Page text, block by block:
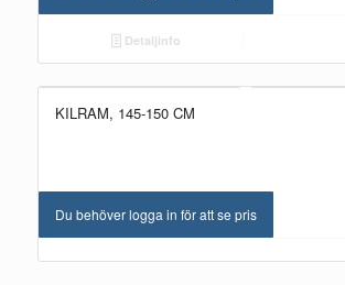
Detaljinfo
KILRAM, 145-150 CM
Du behöver logga in för att se pris